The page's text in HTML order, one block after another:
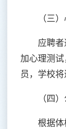
（三
应聘
加心理测
员，学校将
（四
根据体